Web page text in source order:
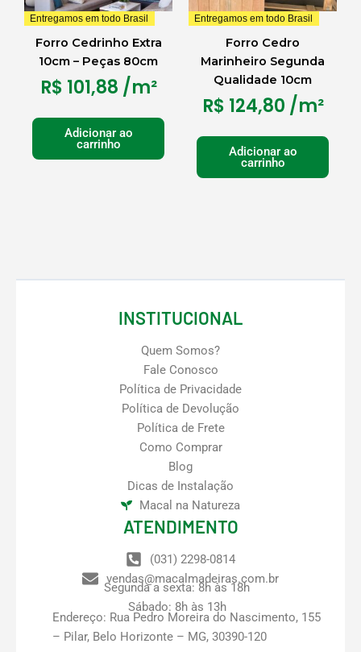
Entregamos em todo Brasil
Forro Cedrinho Extra
10cm – Peças 80cm
R$ 101,88 /m²
Adicionar ao
carrinho
Entregamos em todo Brasil
Forro Cedro
Marinheiro Segunda
Qualidade 10cm
R$ 124,80 /m²
Adicionar ao
carrinho
INSTITUCIONAL
Quem Somos?
Fale Conosco
Política de Privacidade
Política de Devolução
Política de Frete
Como Comprar
Blog
Dicas de Instalação
Macal na Natureza
ATENDIMENTO
(031) 2298-0814
vendas@macalmadeiras.com.br
Segunda a sexta: 8h às 18h
Sábado: 8h às 13h
Endereço: Rua Pedro Moreira do Nascimento, 155
– Pilar, Belo Horizonte – MG, 30390-120